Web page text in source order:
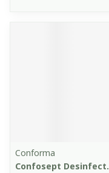
Conforma
Confosept Desinfect.